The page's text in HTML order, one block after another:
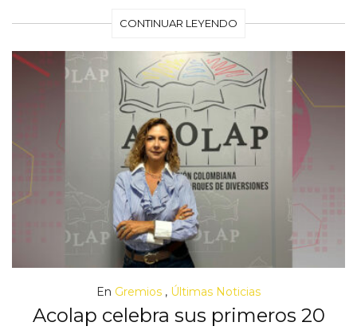
CONTINUAR LEYENDO
En Gremios , Últimas Noticias
Acolap celebra sus primeros 20